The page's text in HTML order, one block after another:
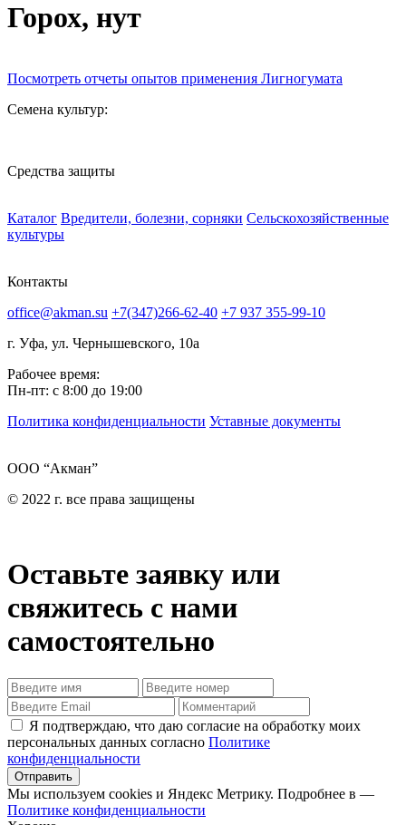
Горох, нут
Посмотреть отчеты опытов применения Лигногумата
Семена культур:
Средства защиты
Каталог Вредители, болезни, сорняки Сельскохозяйственные
культуры
Контакты
office@akman.su +7(347)266-62-40 +7 937 355-99-10
г. Уфа, ул. Чернышевского, 10а
Рабочее время:
Пн-пт: с 8:00 до 19:00
Политика конфиденциальности Уставные документы
ООО “Акман”
© 2022 г. все права защищены
Оставьте заявку или
свяжитесь с нами
самостоятельно
Я подтверждаю, что даю согласие на обработку моих
персональных данных согласно Политике
конфиденциальности
Отправить
Мы используем cookies и Яндекс Метрику. Подробнее в —
Политике конфиденциальности